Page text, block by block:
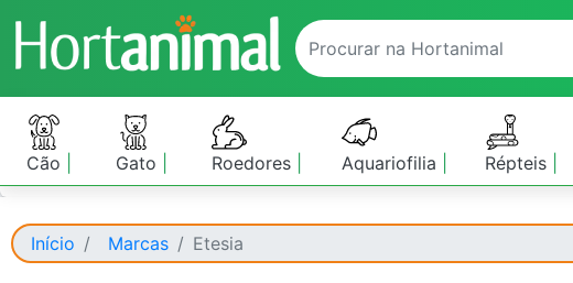
Cão Gato Roedores Aquariofilia Répteis
Início Marcas Etesia